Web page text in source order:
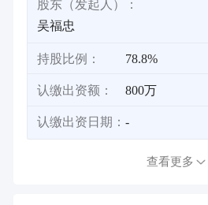
股东（发起人）：
吴福忠
持股比例： 78.8%
认缴出资额： 800万
认缴出资日期： -
查看更多